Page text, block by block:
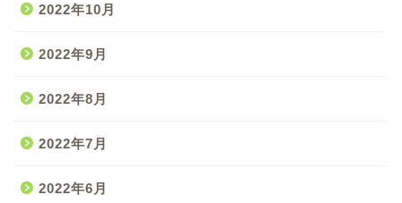
2022年10月
2022年9月
2022年8月
2022年7月
2022年6月